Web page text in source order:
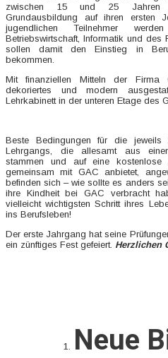
zwischen 15 und 25 Jahren
Grundausbildung auf ihren ersten
jugendlichen Teilnehmer
Betriebswirtschaft, Informatik und des
sollen damit den Einstieg in
bekommen.
Mit finanziellen Mitteln der Firma
dekoriertes und modern
Lehrkabinett in der unteren Etage des
Beste Bedingungen für die
Lehrgangs, die allesamt aus
stammen und auf eine
gemeinsam mit GAC anbietet,
befinden sich – wie sollte es anders
ihre Kindheit bei GAC verbracht
vielleicht wichtigsten Schritt ihres
ins Berufsleben!
Der erste Jahrgang hat seine
ein zünftiges Fest gefeiert. Herzlichen
Neue